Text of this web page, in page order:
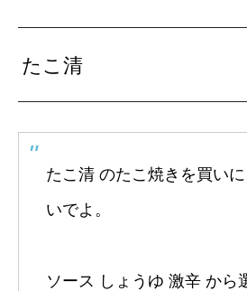
たこ清
たこ清 のたこ焼きを買い
いでよ。
ソース しょうゆ 激辛 から